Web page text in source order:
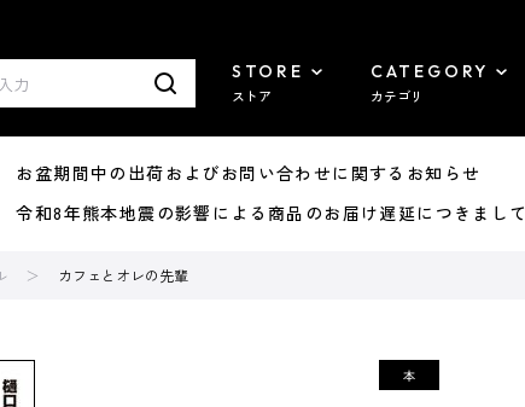
STORE
ストア
CATEGORY
カテゴリ
盆期間中の出荷およびお問い合わせに関するお知らせ
和8年熊本地震の影響による商品のお届け遅延につきまして
カフェとオレの先輩